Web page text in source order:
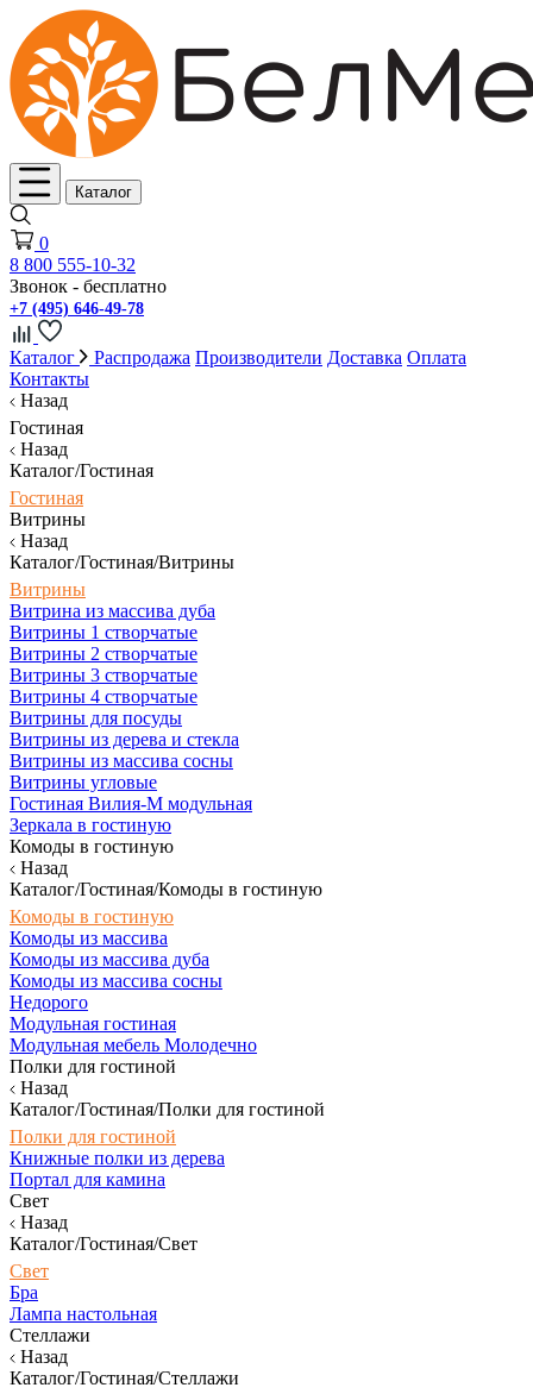
Каталог
0
8 800 555-10-32
Звонок - бесплатно
+7 (495) 646-49-78
Каталог Распродажа Производители Доставка Оплата
Контакты
Назад
Гостиная
Назад
Каталог/Гостиная
Гостиная
Витрины
Назад
Каталог/Гостиная/Витрины
Витрины
Витрина из массива дуба
Витрины 1 створчатые
Витрины 2 створчатые
Витрины 3 створчатые
Витрины 4 створчатые
Витрины для посуды
Витрины из дерева и стекла
Витрины из массива сосны
Витрины угловые
Гостиная Вилия-М модульная
Зеркала в гостиную
Комоды в гостиную
Назад
Каталог/Гостиная/Комоды в гостиную
Комоды в гостиную
Комоды из массива
Комоды из массива дуба
Комоды из массива сосны
Недорого
Модульная гостиная
Модульная мебель Молодечно
Полки для гостиной
Назад
Каталог/Гостиная/Полки для гостиной
Полки для гостиной
Книжные полки из дерева
Портал для камина
Свет
Назад
Каталог/Гостиная/Свет
Свет
Бра
Лампа настольная
Стеллажи
Назад
Каталог/Гостиная/Стеллажи